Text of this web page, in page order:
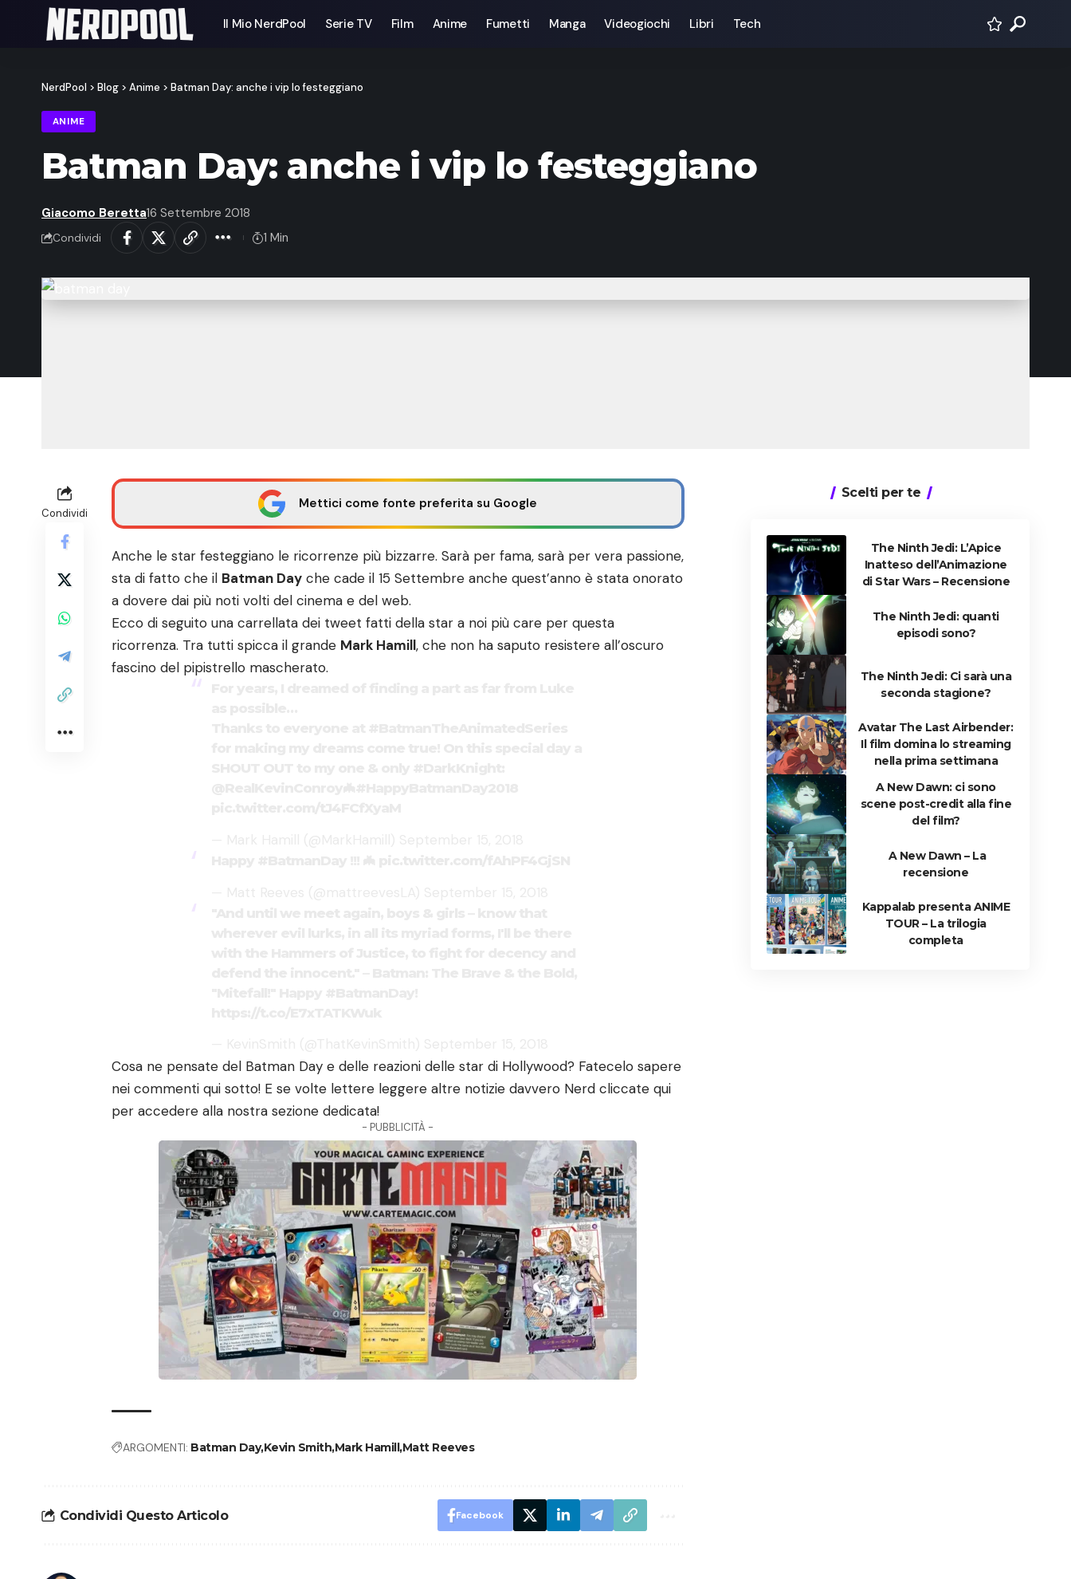
Il Mio NerdPool Serie TV Film Anime Fumetti Manga Videogiochi Libri Tech
NerdPool > Blog > Anime > Batman Day: anche i vip lo festeggiano
ANIME
Batman Day: anche i vip lo festeggiano
Giacomo Beretta16 Settembre 2018
Condividi 1 Min
Condividi
Mettici come fonte preferita su Google
Anche le star festeggiano le ricorrenze più bizzarre. Sarà per fama, sarà per vera passione,
sta di fatto che il Batman Day che cade il 15 Settembre anche quest’anno è stata onorato
a dovere dai più noti volti del cinema e del web.
Ecco di seguito una carrellata dei tweet fatti della star a noi più care per questa
ricorrenza. Tra tutti spicca il grande Mark Hamill, che non ha saputo resistere all’oscuro
fascino del pipistrello mascherato.
Cosa ne pensate del Batman Day e delle reazioni delle star di Hollywood? Fatecelo sapere
nei commenti qui sotto! E se volte lettere leggere altre notizie davvero Nerd cliccate qui
per accedere alla nostra sezione dedicata!
- PUBBLICITÀ -
ARGOMENTI: Batman DayKevin SmithMark Hamill Matt Reeves
Condividi Questo Articolo Facebook
Scelti per te
The Ninth Jedi: L’Apice
Inatteso dell’Animazione
di Star Wars – Recensione
The Ninth Jedi: quanti
episodi sono?
The Ninth Jedi: Ci sarà una
seconda stagione?
Avatar The Last Airbender:
Il film domina lo streaming
nella prima settimana
A New Dawn: ci sono
scene post-credit alla fine
del film?
A New Dawn – La
recensione
Kappalab presenta ANIME
TOUR – La trilogia
completa